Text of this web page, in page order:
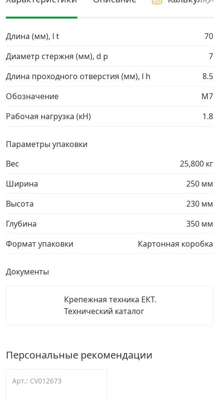
Грузовой крепеж
Кронштейны и крюки хозяйственные
Нержавеющий крепеж ›
Перфорированный крепеж ›
Длина (мм), l t
70
Диаметр стержня (мм), d p
7
Длина проходного отверстия (мм), l h
8.5
Обозначение
М7
Рабочая нагрузка (кН)
1.8
Параметры упаковки
Вес
25,800 кг
Ширина
250 мм
Высота
230 мм
Глубина
350 мм
Формат упаковки
Картонная коробка
Документы
Крепежная техника ЕКТ.
Технический каталог
Персональные рекомендации
Арт.: CV012673